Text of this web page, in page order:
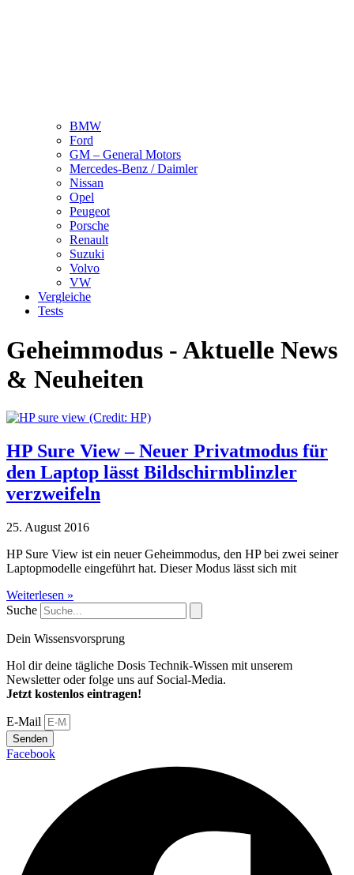
BMW
Ford
GM – General Motors
Mercedes-Benz / Daimler
Nissan
Opel
Peugeot
Porsche
Renault
Suzuki
Volvo
VW
Vergleiche
Tests
Geheimmodus - Aktuelle News
& Neuheiten
HP Sure View – Neuer Privatmodus für
den Laptop lässt Bildschirmblinzler
verzweifeln
25. August 2016
HP Sure View ist ein neuer Geheimmodus, den HP bei zwei seiner
Laptopmodelle eingeführt hat. Dieser Modus lässt sich mit
Weiterlesen »
Suche
Dein Wissensvorsprung
Hol dir deine tägliche Dosis Technik-Wissen mit unserem
Newsletter oder folge uns auf Social-Media.
Jetzt kostenlos eintragen!
E-Mail
Senden
Facebook